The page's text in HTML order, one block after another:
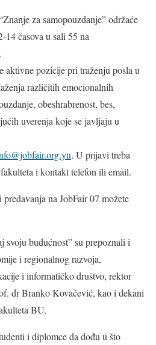
za samopouzdanje” održaće
14 časova u sali 55 na
aktivne pozicije pri traženju posla u
različitih emocionalnih
obeshrabrenost, bes,
uverenja koje se javljaju u
. U prijavi treba
i kontakt telefon ili email.
na JobFair 07 možete
svoju budućnost” su prepoznali i
i regionalnog razvoja,
i informatičko društvo, rektor
dr Branko Kovačević, kao i dekani
BU.
i diplomce da dođu u što